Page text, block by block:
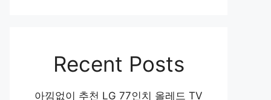
Recent Posts
아낌없이 추천 LG 77인치 올레드 TV